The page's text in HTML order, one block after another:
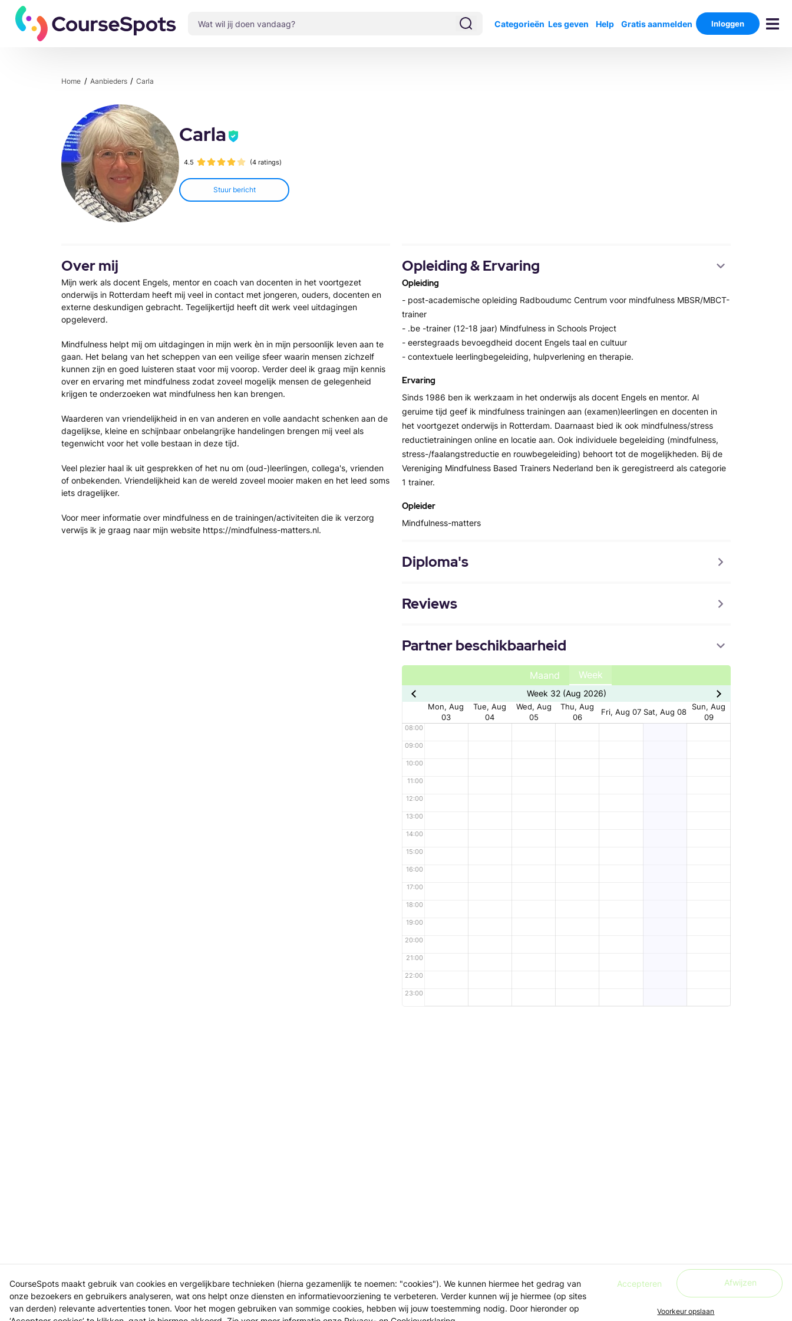
CourseSpots maakt gebruik van cookies en vergelijkbare technieken (hierna gezamenlijk te noemen: "cookies"). We kunnen hiermee het gedrag van
onze bezoekers en gebruikers analyseren, wat ons helpt onze diensten en informatievoorziening te verbeteren. Verder kunnen wij je hiermee (op sites
van derden) relevante advertenties tonen. Voor het mogen gebruiken van sommige cookies, hebben wij jouw toestemming nodig. Door hieronder op
Accepteren Afwijzen
Voorkeur opslaan
Categorieën Les geven Help Gratis aanmelden Inloggen
Home Aanbieders Carla
Carla
4.5 (4 ratings)
Stuur bericht
Over mij
Mijn werk als docent Engels, mentor en coach van docenten in het voortgezet
onderwijs in Rotterdam heeft mij veel in contact met jongeren, ouders, docenten en
externe deskundigen gebracht. Tegelijkertijd heeft dit werk veel uitdagingen
opgeleverd.
Mindfulness helpt mij om uitdagingen in mijn werk èn in mijn persoonlijk leven aan te
gaan. Het belang van het scheppen van een veilige sfeer waarin mensen zichzelf
kunnen zijn en goed luisteren staat voor mij voorop. Verder deel ik graag mijn kennis
over en ervaring met mindfulness zodat zoveel mogelijk mensen de gelegenheid
krijgen te onderzoeken wat mindfulness hen kan brengen.
Waarderen van vriendelijkheid in en van anderen en volle aandacht schenken aan de
dagelijkse, kleine en schijnbaar onbelangrijke handelingen brengen mij veel als
tegenwicht voor het volle bestaan in deze tijd.
Veel plezier haal ik uit gesprekken of het nu om (oud-)leerlingen, collega's, vrienden
of onbekenden. Vriendelijkheid kan de wereld zoveel mooier maken en het leed soms
iets dragelijker.
Voor meer informatie over mindfulness en de trainingen/activiteiten die ik verzorg
verwijs ik je graag naar mijn website https://mindfulness-matters.nl.
Opleiding & Ervaring
Opleiding
- post-academische opleiding Radboudumc Centrum voor mindfulness MBSR/MBCT-
trainer
- .be -trainer (12-18 jaar) Mindfulness in Schools Project
- eerstegraads bevoegdheid docent Engels taal en cultuur
- contextuele leerlingbegeleiding, hulpverlening en therapie.
Ervaring
Sinds 1986 ben ik werkzaam in het onderwijs als docent Engels en mentor. Al
geruime tijd geef ik mindfulness trainingen aan (examen)leerlingen en docenten in
het voortgezet onderwijs in Rotterdam. Daarnaast bied ik ook mindfulness/stress
reductietrainingen online en locatie aan. Ook individuele begeleiding (mindfulness,
stress-/faalangstreductie en rouwbegeleiding) behoort tot de mogelijkheden. Bij de
Vereniging Mindfulness Based Trainers Nederland ben ik geregistreerd als categorie
1 trainer.
Opleider
Mindfulness-matters
Diploma's
Reviews
Partner beschikbaarheid
Maand Week
Week 32 (Aug 2026)
Mon, Aug
03
Tue, Aug
04
Wed, Aug
05
Thu, Aug
06
Fri, Aug 07 Sat, Aug 08
Sun, Aug
09
08:00
09:00
10:00
11:00
12:00
13:00
14:00
15:00
16:00
17:00
18:00
19:00
20:00
21:00
22:00
23:00